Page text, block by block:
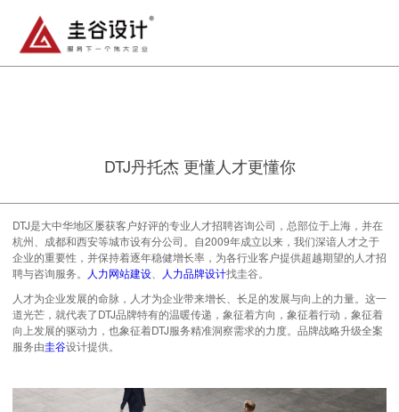
DTJ丹托杰 更懂人才更懂你
DTJ是大中华地区屡获客户好评的专业人才招聘咨询公司，总部位于上海，并在
杭州、成都和西安等城市设有分公司。自2009年成立以来，我们深谙人才之于
企业的重要性，并保持着逐年稳健增长率，为各行业客户提供超越期望的人才招
聘与咨询服务。
人力网站建设 人力品牌设计找圭谷。
人才为企业发展的命脉，人才为企业带来增长、长足的发展与向上的力量。这一
道光芒，就代表了DTJ品牌特有的温暖传递，象征着方向，象征着行动，象征着
向上发展的驱动力，也象征着DTJ服务精准洞察需求的力度。品牌战略升级全案
服务由圭谷设计提供。